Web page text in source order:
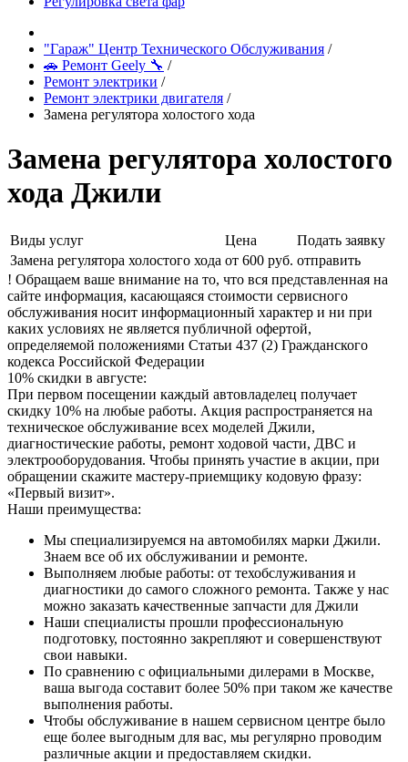
"Гараж" Центр Технического Обслуживания /
🚗 Ремонт Geely 🔧 /
Ремонт электрики /
Ремонт электрики двигателя /
Замена регулятора холостого хода
Замена регулятора холостого
хода Джили
Виды услуг Цена
Подать заявку
Замена регулятора холостого хода от 600 руб. отправить
! Обращаем ваше внимание на то, что вся представленная на
сайте информация, касающаяся стоимости сервисного
обслуживания носит информационный характер и ни при
каких условиях не является публичной офертой,
определяемой положениями Статьи 437 (2) Гражданского
кодекса Российской Федерации
10% скидки в августе:
При первом посещении каждый автовладелец получает
скидку 10% на любые работы. Акция распространяется на
техническое обслуживание всех моделей Джили,
диагностические работы, ремонт ходовой части, ДВС и
электрооборудования. Чтобы принять участие в акции, при
обращении скажите мастеру-приемщику кодовую фразу:
«Первый визит».
Наши преимущества:
Мы специализируемся на автомобилях марки Джили.
Знаем все об их обслуживании и ремонте.
Выполняем любые работы: от техобслуживания и
диагностики до самого сложного ремонта. Также у нас
можно заказать качественные запчасти для Джили
Наши специалисты прошли профессиональную
подготовку, постоянно закрепляют и совершенствуют
свои навыки.
По сравнению с официальными дилерами в Москве,
ваша выгода составит более 50% при таком же качестве
выполнения работы.
Чтобы обслуживание в нашем сервисном центре было
еще более выгодным для вас, мы регулярно проводим
различные акции и предоставляем скидки.